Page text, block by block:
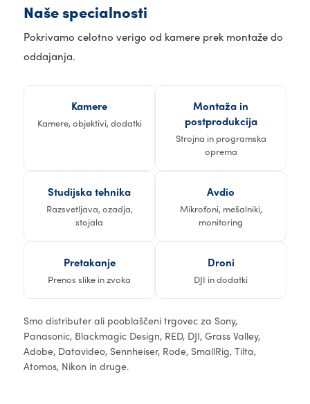
Naše specialnosti
Pokrivamo celotno verigo od kamere prek montaže do
oddajanja.
Kamere
Kamere, objektivi, dodatki
Montaža in
postprodukcija
Strojna in programska
oprema
Studijska tehnika
Razsvetljava, ozadja,
stojala
Avdio
Mikrofoni, mešalniki,
monitoring
Pretakanje
Prenos slike in zvoka
Droni
DJI in dodatki
Smo distributer ali pooblaščeni trgovec za Sony,
Panasonic, Blackmagic Design, RED, DJI, Grass Valley,
Adobe, Datavideo, Sennheiser, Rode, SmallRig, Tilta,
Atomos, Nikon in druge.